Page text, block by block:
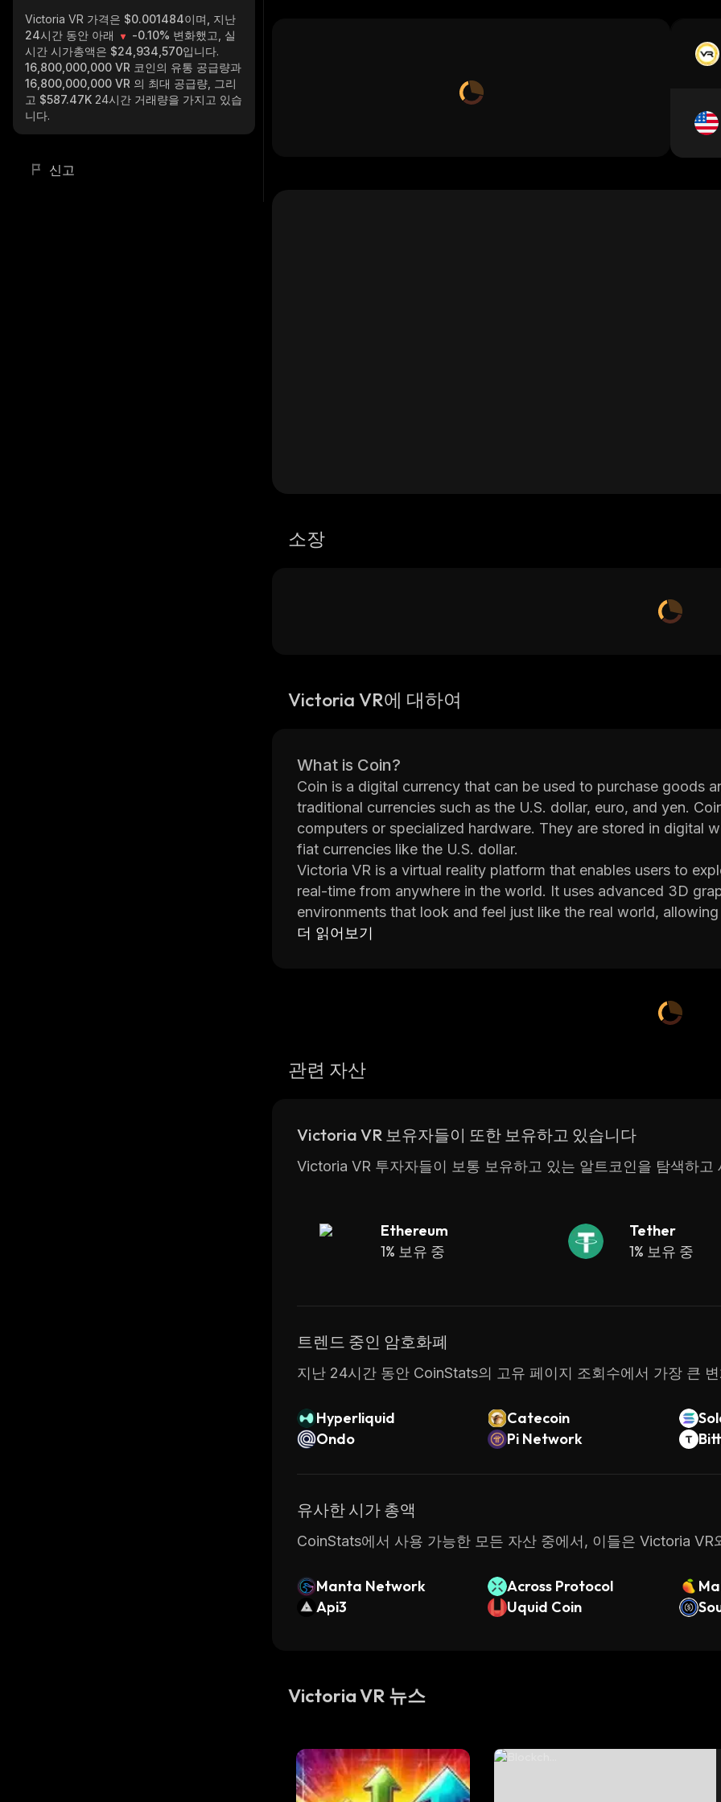
Victoria VR 가격은 $0.001484이며, 지난
24시간 동안 아래
-0.10% 변화했고, 실
시간 시가총액은 $24,934,570입니다.
16,800,000,000 VR 코인의 유통 공급량과
16,800,000,000 VR 의 최대 공급량, 그리
고 $587.47K 24시간 거래량을 가지고 있습
니다.
신고
소장
Victoria VR에 대하여
What is Coin?
Coin is a digital currency that can be used to purchase goods
traditional currencies such as the U.S. dollar, euro, and yen.
computers or specialized hardware. They are stored in digital
fiat currencies like the U.S. dollar.
Victoria VR is a virtual reality platform that enables users to
real-time from anywhere in the world. It uses advanced 3D
environments that look and feel just like the real world,
actually there.
supports cross-platform play so users can join their friends no
user interface and powerful tools for creating custom
더 읽어보기
관련 자산
Victoria VR 보유자들이 또한 보유하고 있습니다
Victoria VR 투자자들이 보통 보유하고 있는 알트코인을 탐색하고
Ethereum
1% 보유 중
Tether
1% 보유 중
트렌드 중인 암호화폐
지난 24시간 동안 CoinStats의 고유 페이지 조회수에서 가장 큰
Hyperliquid Catecoin
Ondo
Pi Network
유사한 시가 총액
CoinStats에서 사용 가능한 모든 자산 중에서, 이들은 Victoria
Manta Network Across Protocol
Api3
Uquid Coin
Victoria VR 뉴스